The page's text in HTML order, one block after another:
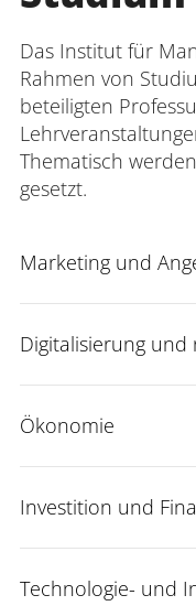
Das Institut für
Rahmen von
beteiligten
Thematisch
gesetzt.
Marketing und
Marketing"
Digitalisierung und
Arbeitswelt
Technologien
Nachhaltigkeit
Ökonomie
Investition und
Technologie- und